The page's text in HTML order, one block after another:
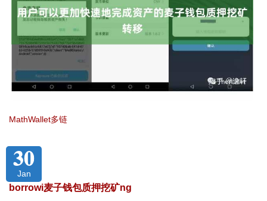
MathWallet多链
30
Jan
borrowi麦子钱包质押挖矿ng